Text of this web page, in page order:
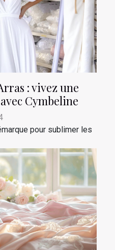
: vivez une
Cymbeline
pour sublimer les